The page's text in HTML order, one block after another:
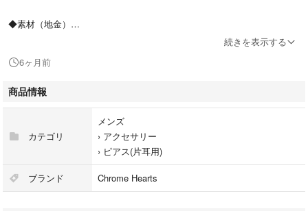
◆素材（地金）
◆大きさ
縦：11mm
◆状態
写真で確認の上、ご購入をお願いします。
◆備考
続きを表示する
6ヶ月前
商品情報
カテゴリ
メンズ
› アクセサリー
› ピアス(片耳用)
ブランド Chrome Hearts